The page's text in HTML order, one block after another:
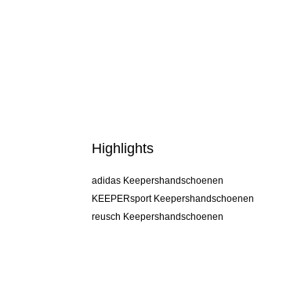
Highlights
adidas Keepershandschoenen
KEEPERsport Keepershandschoenen
reusch Keepershandschoenen